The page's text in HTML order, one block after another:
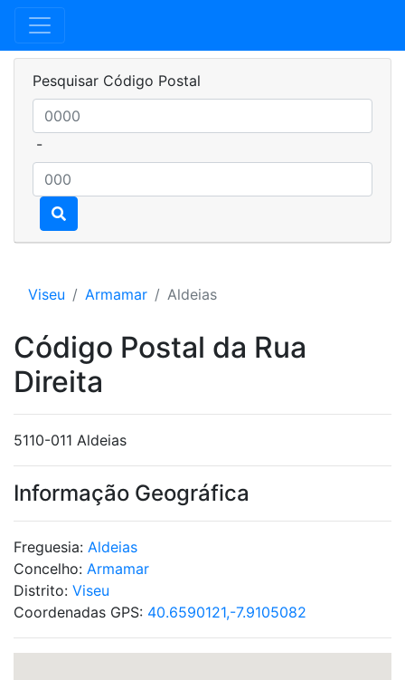
Pesquisar Código Postal
-
Viseu Armamar Aldeias
Código Postal da Rua
Direita
5110-011 Aldeias
Informação Geográfica
Freguesia: Aldeias
Concelho: Armamar
Distrito: Viseu
Coordenadas GPS: 40.6590121,-7.9105082